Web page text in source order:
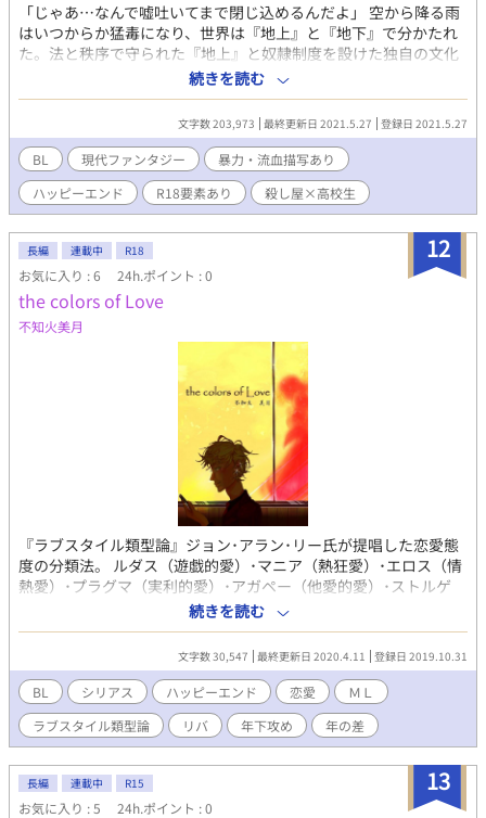
「じゃあ…なんで嘘吐いてまで閉じ込めるんだよ」 空から降る雨
はいつからか猛毒になり、世界は『地上』と『地下』で分かたれ
た。法と秩序で守られた『地上』と奴隷制度を設けた独自の文化
を持つ『地下』。その世界が交わるとすれば『地上』から『地
下』への片道切符だった。 地上で暮らすごく普通の高校生、角田
黄金（つのだ こがね）はある日を境に見知らぬ部屋へ療養と言わ
れ、監禁されてしまう。監禁する男は宮間 要。要は音楽関係の仕
事をしていると言うが、彼は地上にいる黄金を殺すように依頼さ
れた地下で最強と謳われる始末屋だった。 黄金へ友愛を抱いてし
まい、殺すことが出来なくなってしまった要は黄金を守ろうとす
るが、嘘ばかり話す要に黄金は次第に不信感を抱いていく。
※「天底ノ箱庭 春告げ鳥」の続編にあたりますが、読まなくても
割と何とかなるとおもいます！（でも読んだ後の方が面白いかと
思います…！） 春告げ鳥よりは濡れ場が少なくて健全ですが、ち
ょこっと凌辱表現がありますのでご注意ください！ ※漫画のバロ
ックハッピーナイトメアにも黄金と要の別の世界線のお話がある
のでもしご興味があれば（ｺｿｯ）
続きを読む
文字数 203,973 最終更新日 2021.5.27 登録日 2021.5.27
BL 現代ファンタジー
暴力・流血描写あり
ハッピーエンド
R18要素あり 殺し屋×高校生
12
長編 連載中 R18
お気に入り : 6 24h.ポイント : 0
the colors of Love
不知火美月
『ラブスタイル類型論』ジョン･アラン･リー氏が提唱した恋愛態
度の分類法。 ルダス（遊戯的愛）･マニア（熱狂愛）･エロス（情
熱愛）･プラグマ（実利的愛）･アガペー（他愛的愛）･ストルゲ
（友愛）の6つに分類される。 これは、6種の恋愛観を持った人々
が悩み関わり合いながらそれぞれの愛を見つける物語――。 マニ
ア✕ルダス・プラグマ✕エロス アガペー✕アガペー・ストルゲ✕
ストルゲ 年下攻めが強いですが、基本リバです。 シリアスになる
かもですが、ほのぼのも書きたいなとは思っています。 ※BLや
GL、LGBTの表現作品となっております、また性的描写も含みま
す、苦手な方はお控え下さい。 ※内容は全てフィクションです。
設定や細部描写等、矛盾や違う点があったり、現実では許されな
い事柄が出てくるかと思いますが、あくまで物語ですのでお許し
下さい。 ※こちらの作品はエブリスタにも掲載しております。
続きを読む
文字数 30,547 最終更新日 2020.4.11 登録日 2019.10.31
BL シリアス ハッピーエンド 恋愛
ＭＬ
ラブスタイル類型論
リバ 年下攻め 年の差
13
長編 連載中 R15
お気に入り : 5 24h.ポイント : 0